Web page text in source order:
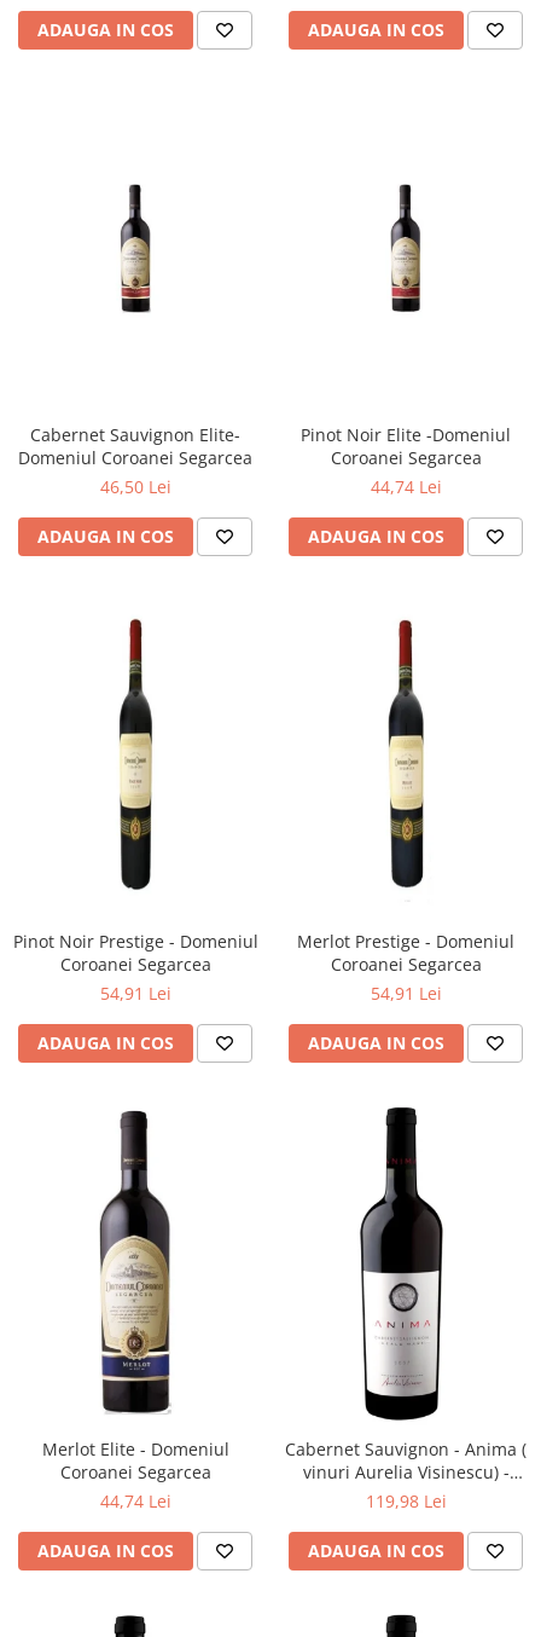
ADAUGA IN COS ADAUGA IN COS
Cabernet Sauvignon Elite-
Domeniul Coroanei Segarcea
46,50 Lei
ADAUGA IN COS
Pinot Noir Elite -Domeniul
Coroanei Segarcea
44,74 Lei
ADAUGA IN COS
Pinot Noir Prestige - Domeniul
Coroanei Segarcea
54,91 Lei
ADAUGA IN COS
Merlot Prestige - Domeniul
Coroanei Segarcea
54,91 Lei
ADAUGA IN COS
Merlot Elite - Domeniul
Coroanei Segarcea
44,74 Lei
ADAUGA IN COS
Cabernet Sauvignon - Anima (
vinuri Aurelia Visinescu) -
Domeniile Sahateni
119,98 Lei
ADAUGA IN COS